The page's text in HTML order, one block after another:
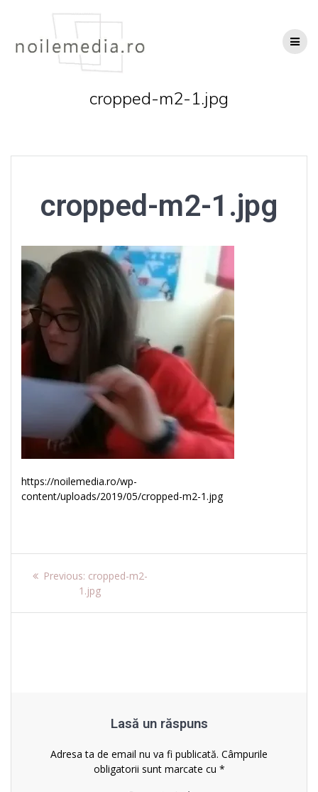
cropped-m2-1.jpg
cropped-m2-1.jpg
https://noilemedia.ro/wp-
content/uploads/2019/05/cropped-m2-1.jpg
Navigare
Previous: Previous
post:
cropped-m2-
1.jpg
Lasă un răspuns
Adresa ta de email nu va fi publicată. Câmpurile
obligatorii sunt marcate cu *